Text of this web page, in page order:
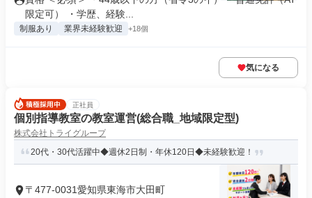
限定可） ・学歴、経験...
制服あり 業界未経験歓迎 +18個
気になる
正社員
個別指導教室の教室運営(総合職_地域限定型)
株式会社トライグループ
20代・30代活躍中◆週休2日制・年休120日◆未経験歓迎！
〒477-0031愛知県東海市大田町